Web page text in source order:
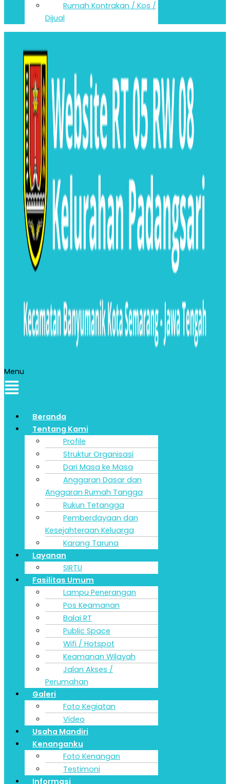
Rumah Kontrakan / Kos /
Dijual
Menu
Beranda
Tentang Kami
Profile
Struktur Organisasi
Dari Masa ke Masa
Anggaran Dasar dan
Anggaran Rumah Tangga
Rukun Tetangga
Pemberdayaan dan
Kesejahteraan Keluarga
Karang Taruna
Layanan
SIRTU
Fasilitas Umum
Lampu Penerangan
Pos Keamanan
Balai RT
Public Space
Wifi / Hotspot
Keamanan Wilayah
Jalan Akses /
Perumahan
Galeri
Foto Kegiatan
Video
Usaha Mandiri
Kenanganku
Foto Kenangan
Testimoni
Informasi